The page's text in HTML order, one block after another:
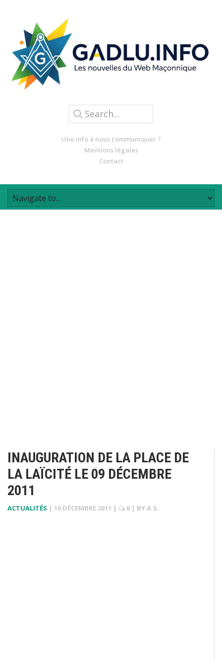
Une info à nous communiquer ?
Mentions légales
Contact
INAUGURATION DE LA PLACE DE
LA LAÏCITÉ LE 09 DÉCEMBRE
2011
ACTUALITÉS | 10 DÉCEMBRE 2011 | 0 | BYA.S.